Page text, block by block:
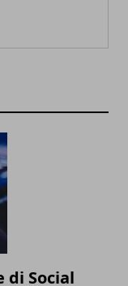
di Social